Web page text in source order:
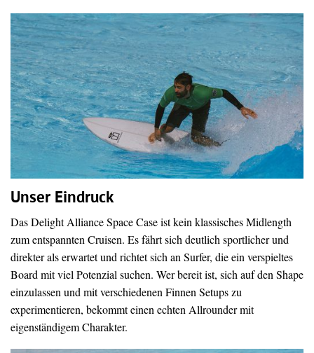
Unser Eindruck
Das Delight Alliance Space Case ist kein klassisches Midlength
zum entspannten Cruisen. Es fährt sich deutlich sportlicher und
direkter als erwartet und richtet sich an Surfer, die ein verspieltes
Board mit viel Potenzial suchen. Wer bereit ist, sich auf den Shape
einzulassen und mit verschiedenen Finnen Setups zu
experimentieren, bekommt einen echten Allrounder mit
eigenständigem Charakter.